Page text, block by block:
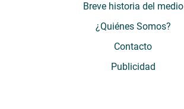
Breve historia del medio
¿Quiénes Somos?
Contacto
Publicidad